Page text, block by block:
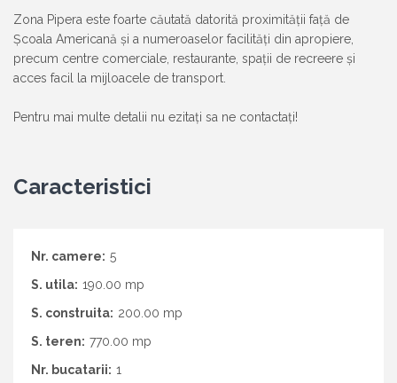
Zona Pipera este foarte căutată datorită proximității față de
Școala Americană și a numeroaselor facilități din apropiere,
precum centre comerciale, restaurante, spații de recreere și
acces facil la mijloacele de transport.
Pentru mai multe detalii nu ezitați sa ne contactați!
Caracteristici
Nr. camere: 5
S. utila: 190.00 mp
S. construita: 200.00 mp
S. teren: 770.00 mp
Nr. bucatarii: 1